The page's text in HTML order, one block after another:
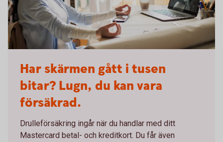
Har skärmen gått i tusen
bitar? Lugn, du kan vara
försäkrad.
Drulleförsäkring ingår när du handlar med ditt
Mastercard betal- och kreditkort. Du får även